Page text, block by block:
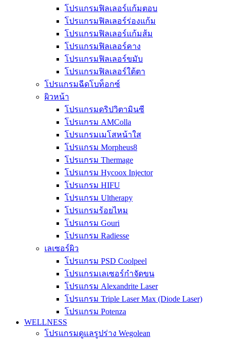
โปรแกรมฟิลเลอร์แก้มตอบ
โปรแกรมฟิลเลอร์ร่องแก้ม
โปรแกรมฟิลเลอร์แก้มส้ม
โปรแกรมฟิลเลอร์คาง
โปรแกรมฟิลเลอร์ขมับ
โปรแกรมฟิลเลอร์ใต้ตา
โปรแกรมฉีดโบท็อกซ์
ผิวหน้า
โปรแกรมดริปวิตามินซี
โปรแกรม AMColla
โปรแกรมเมโสหน้าใส
โปรแกรม Morpheus8
โปรแกรม Thermage
โปรแกรม Hycoox Injector
โปรแกรม HIFU
โปรแกรม Ultherapy
โปรแกรมร้อยไหม
โปรแกรม Gouri
โปรแกรม Radiesse
เลเซอร์ผิว
โปรแกรม PSD Coolpeel
โปรแกรมเลเซอร์กำจัดขน
โปรแกรม Alexandrite Laser
โปรแกรม Triple Laser Max (Diode Laser)
โปรแกรม Potenza
WELLNESS
โปรแกรมดูแลรูปร่าง Wegolean